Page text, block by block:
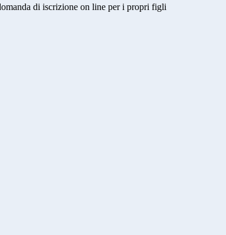
di iscrizione on line per i propri figli